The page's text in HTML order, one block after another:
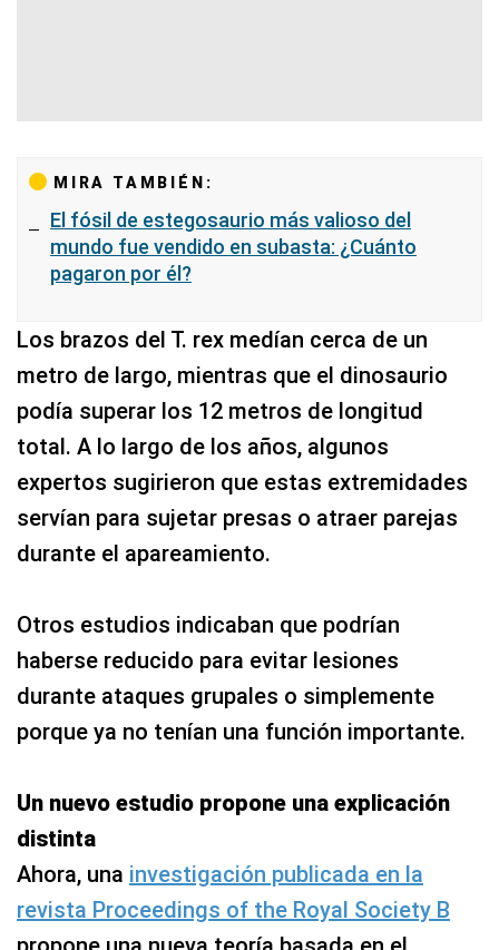
MIRA TAMBIÉN:
El fósil de estegosaurio más valioso del
mundo fue vendido en subasta: ¿Cuánto
pagaron por él?
Los brazos del T. rex medían cerca de un
metro de largo, mientras que el dinosaurio
podía superar los 12 metros de longitud
total. A lo largo de los años, algunos
expertos sugirieron que estas extremidades
servían para sujetar presas o atraer parejas
durante el apareamiento.
Otros estudios indicaban que podrían
haberse reducido para evitar lesiones
durante ataques grupales o simplemente
porque ya no tenían una función importante.
Un nuevo estudio propone una explicación
distinta
Ahora, una investigación publicada en la
revista Proceedings of the Royal Society B